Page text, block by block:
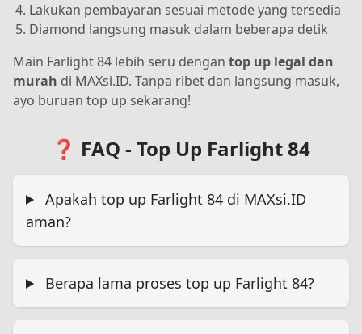
Lakukan pembayaran sesuai metode yang tersedia
Diamond langsung masuk dalam beberapa detik
Main Farlight 84 lebih seru dengan top up legal dan
murah di MAXsi.ID. Tanpa ribet dan langsung masuk,
ayo buruan top up sekarang!
❓ FAQ - Top Up Farlight 84
Apakah top up Farlight 84 di MAXsi.ID
aman?
Berapa lama proses top up Farlight 84?